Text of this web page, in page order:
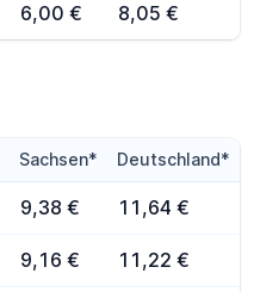
6,00 € 8,05 €
Sachsen* Deutschland*
9,38 € 11,64 €
9,16 € 11,22 €